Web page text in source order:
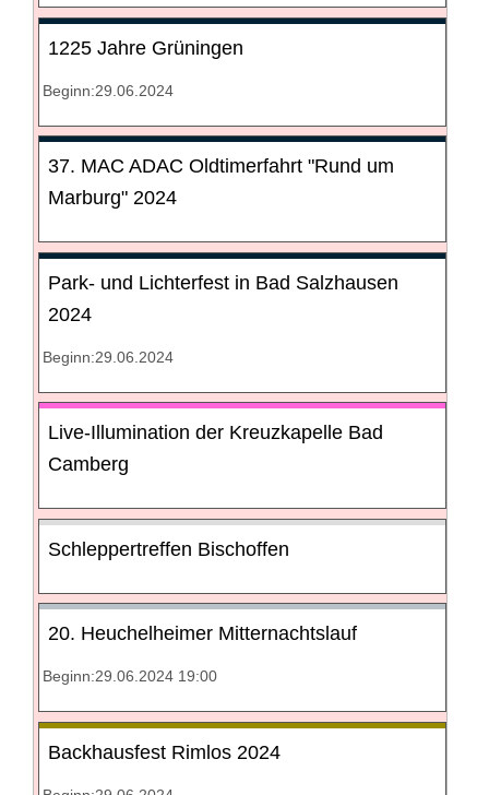
1225 Jahre Grüningen
Beginn:29.06.2024
37. MAC ADAC Oldtimerfahrt "Rund um
Marburg" 2024
Park- und Lichterfest in Bad Salzhausen
2024
Beginn:29.06.2024
Live-Illumination der Kreuzkapelle Bad
Camberg
Schleppertreffen Bischoffen
20. Heuchelheimer Mitternachtslauf
Beginn:29.06.2024 19:00
Backhausfest Rimlos 2024